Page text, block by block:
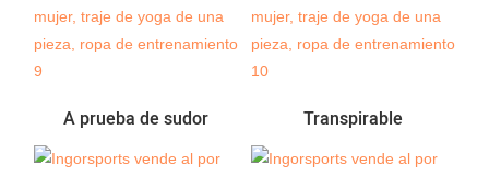
A prueba de sudor Transpirable